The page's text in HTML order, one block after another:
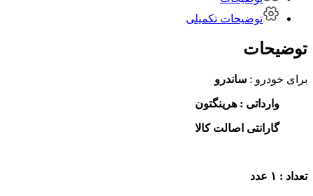
توضیحات تکمیلی
توضیحات
برای خودرو : ساندرو
وارداتی : هرینگتون
گارانتی اصالت کالا
تعداد : ۱ عدد